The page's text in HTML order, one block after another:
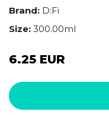
Brand: D:Fi
Size: 300.00ml
6.25 EUR